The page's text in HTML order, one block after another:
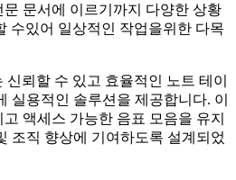
문서에 이르기까지 다양한 상황
수있어 일상적인 작업을위한 다목
신뢰할 수 있고 효율적인 노트 테이
실용적인 솔루션을 제공합니다. 이
액세스 가능한 음표 모음을 유지
조직 향상에 기여하도록 설계되었